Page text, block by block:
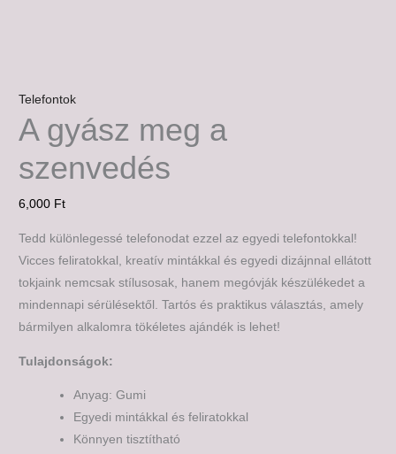
Telefontok
A gyász meg a
szenvedés
6,000 Ft
Tedd különlegessé telefonodat ezzel az egyedi telefontokkal!
Vicces feliratokkal, kreatív mintákkal és egyedi dizájnnal ellátott
tokjaink nemcsak stílusosak, hanem megóvják készülékedet a
mindennapi sérülésektől. Tartós és praktikus választás, amely
bármilyen alkalomra tökéletes ajándék is lehet!
Tulajdonságok:
Anyag: Gumi
Egyedi mintákkal és feliratokkal
Könnyen tisztítható